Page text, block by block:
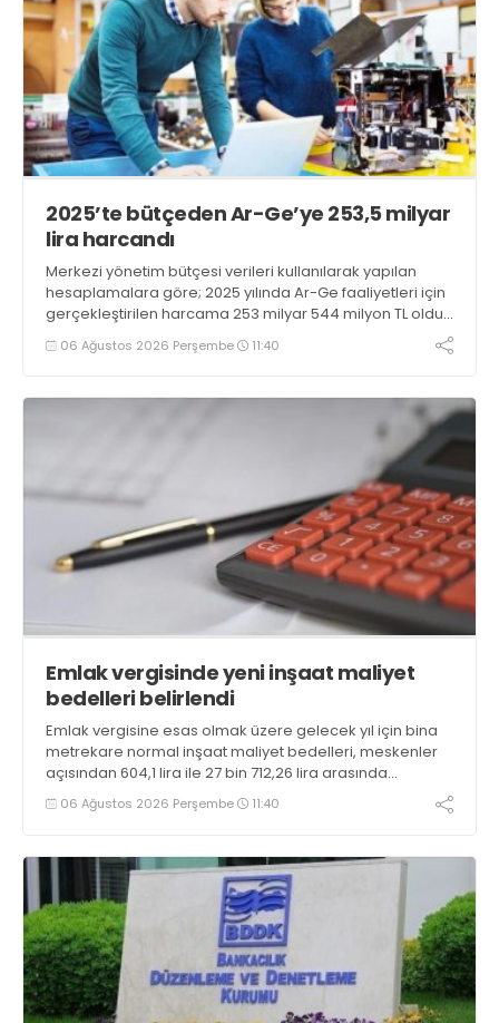
2025’te bütçeden Ar-Ge’ye 253,5 milyar
lira harcandı
Merkezi yönetim bütçesi verileri kullanılarak yapılan
hesaplamalara göre; 2025 yılında Ar-Ge faaliyetleri için
gerçekleştirilen harcama 253 milyar 544 milyon TL oldu.
Ar-Ge harcamalarının merkezi yönetim bütçesi
içerisindeki oranı yüzde 1,58 oldu
06 Ağustos 2026 Perşembe 11:40
Emlak vergisinde yeni inşaat maliyet
bedelleri belirlendi
Emlak vergisine esas olmak üzere gelecek yıl için bina
metrekare normal inşaat maliyet bedelleri, meskenler
açısından 604,1 lira ile 27 bin 712,26 lira arasında
değişecek
06 Ağustos 2026 Perşembe 11:40